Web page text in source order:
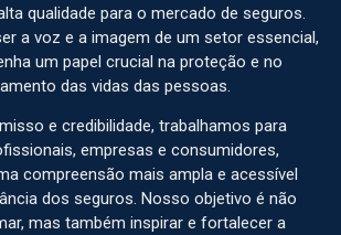
qualidade para o mercado de seguros.
a voz e a imagem de um setor essencial,
um papel crucial na proteção e no
das vidas das pessoas.
e credibilidade, trabalhamos para
empresas e consumidores,
compreensão mais ampla e acessível
dos seguros. Nosso objetivo é não
mas também inspirar e fortalecer a